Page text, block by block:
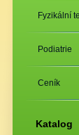
Fyzikální
Podiatrie
Ceník
Katalog